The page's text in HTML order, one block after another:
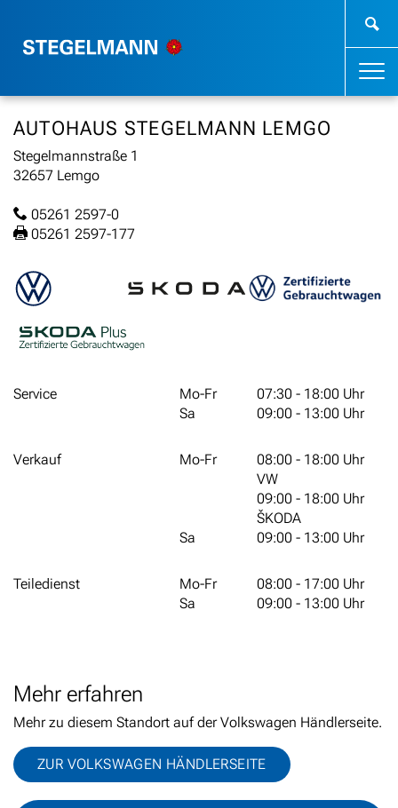
AUTOHAUS STEGELMANN LEMGO
Stegelmannstraße 1
32657 Lemgo
05261 2597-0
05261 2597-177
Service Mo-Fr
07:30 - 18:00 Uhr
Sa
09:00 - 13:00 Uhr
Verkauf Mo-Fr
08:00 - 18:00 Uhr
VW
09:00 - 18:00 Uhr
ŠKODA
Sa
09:00 - 13:00 Uhr
Teiledienst Mo-Fr
08:00 - 17:00 Uhr
Sa
09:00 - 13:00 Uhr
Mehr erfahren
Mehr zu diesem Standort auf der Volkswagen Händlerseite.
ZUR VOLKSWAGEN HÄNDLERSEITE